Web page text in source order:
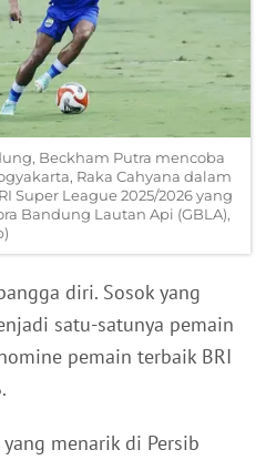
Beckham Putra mencoba
Raka Cahyana dalam
Super League 2025/2026 yang
Bandung Lautan Api (GBLA),
diri. Sosok yang
satu-satunya pemain
pemain terbaik BRI
menarik di Persib